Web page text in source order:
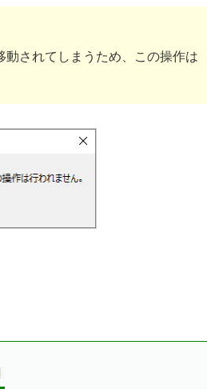
されてしまうため、この操作は